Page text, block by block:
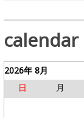
calendar
2026年 8月
日
月